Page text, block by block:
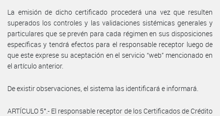
La emisión de dicho certificado procederá una vez que resulten
superados los controles y las validaciones sistémicas generales y
particulares que se prevén para cada régimen en sus disposiciones
específicas y tendrá efectos para el responsable receptor luego de
que este exprese su aceptación en el servicio “web” mencionado en
el artículo anterior.
De existir observaciones, el sistema las identificará e informará.
ARTÍCULO 5°.- El responsable receptor de los Certificados de Crédito